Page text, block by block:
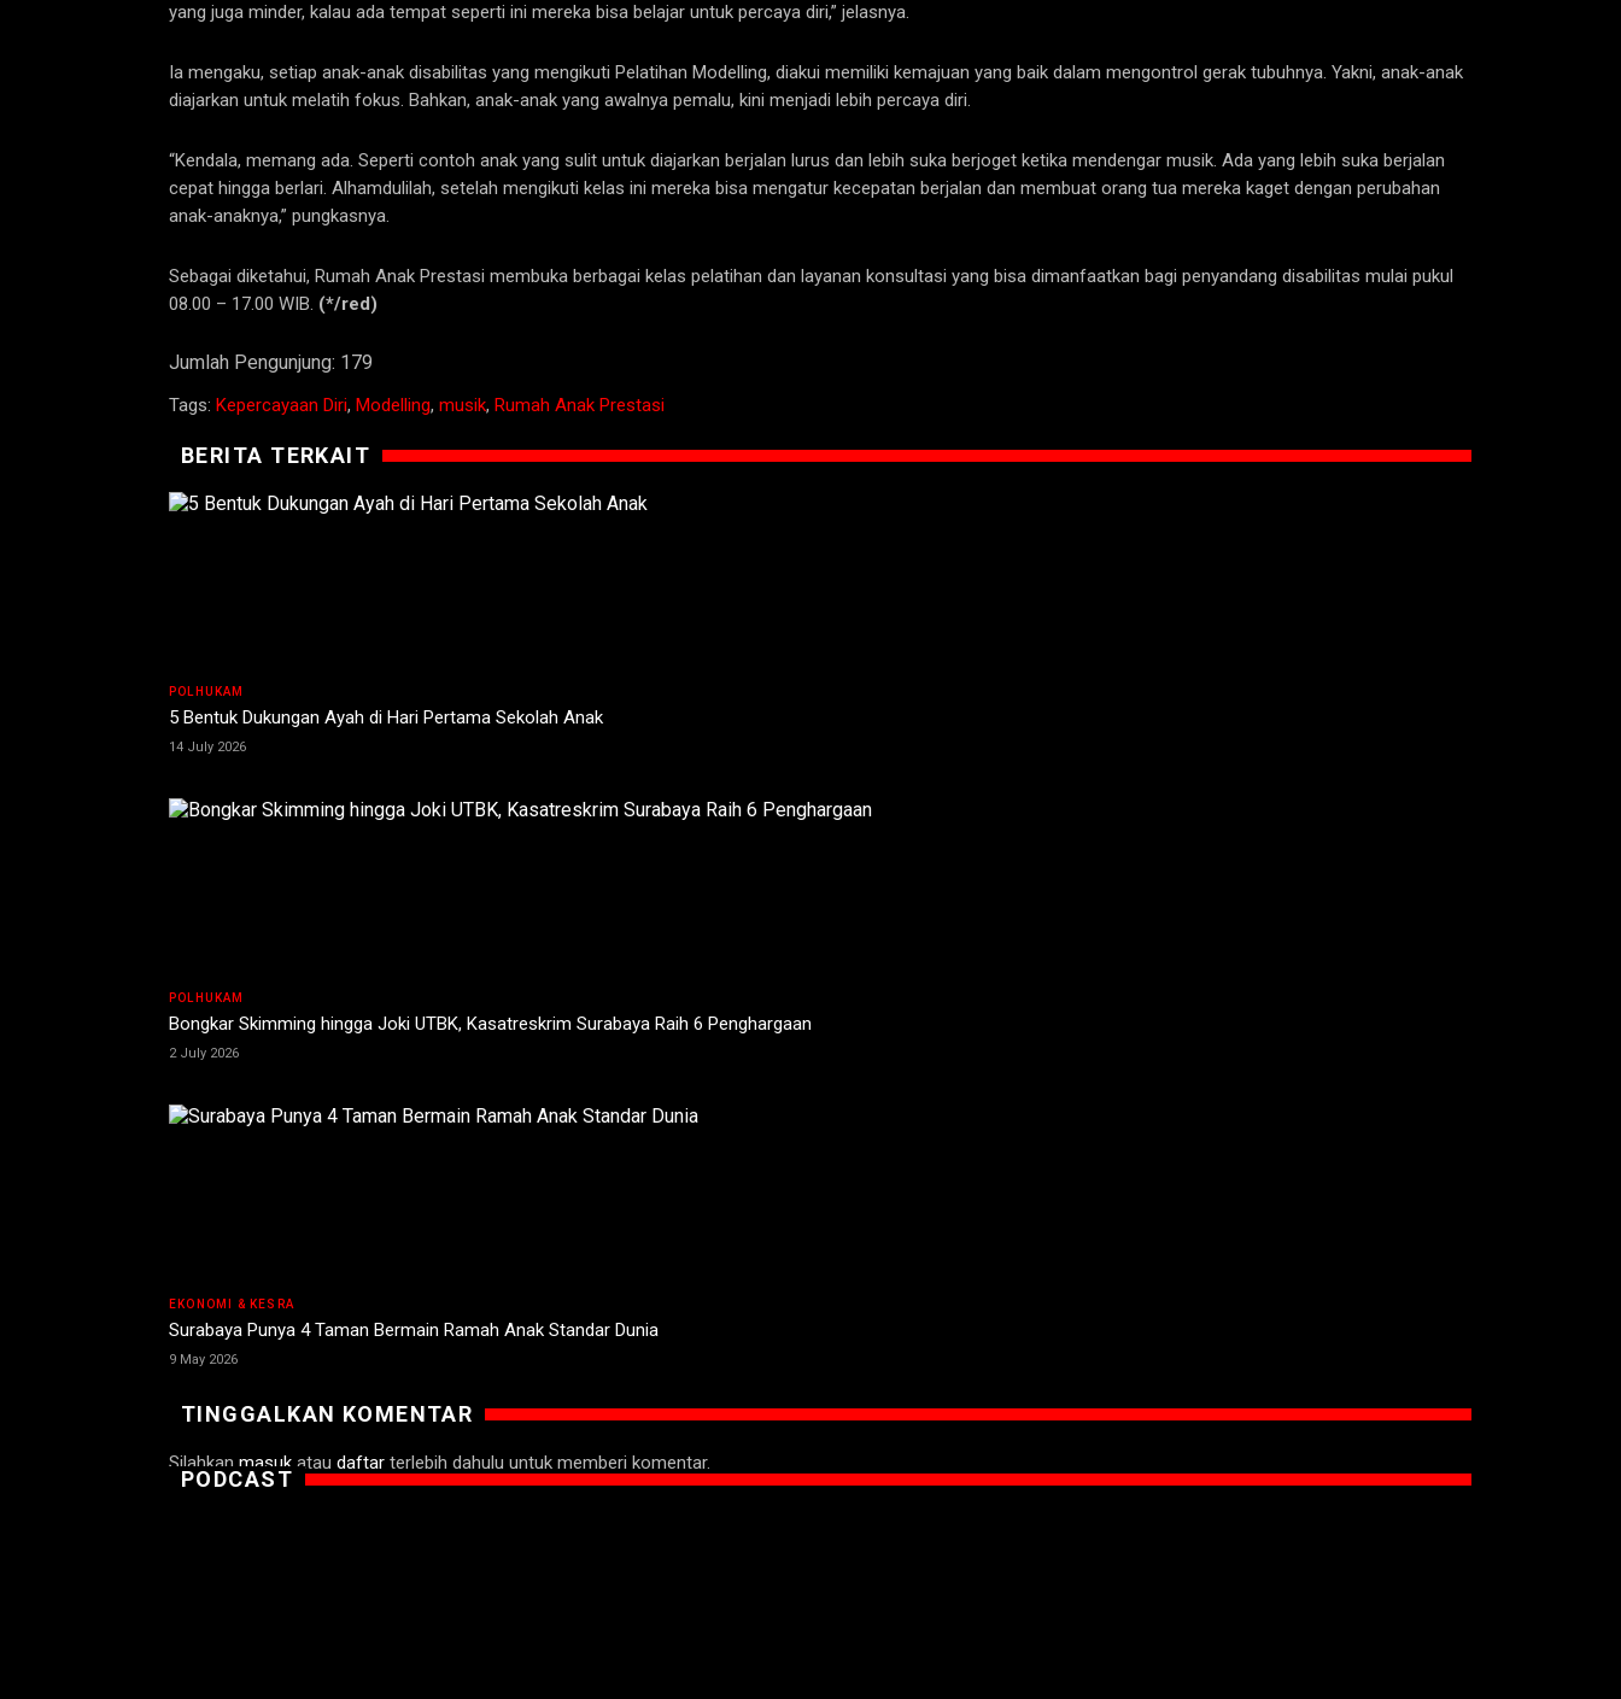
yang juga minder, kalau ada tempat seperti ini mereka bisa belajar untuk percaya diri,” jelasnya.
Ia mengaku, setiap anak-anak disabilitas yang mengikuti Pelatihan Modelling, diakui memiliki kemajuan yang baik dalam mengontrol gerak tubuhnya. Yakni, anak-anak
diajarkan untuk melatih fokus. Bahkan, anak-anak yang awalnya pemalu, kini menjadi lebih percaya diri.
“Kendala, memang ada. Seperti contoh anak yang sulit untuk diajarkan berjalan lurus dan lebih suka berjoget ketika mendengar musik. Ada yang lebih suka berjalan
cepat hingga berlari. Alhamdulilah, setelah mengikuti kelas ini mereka bisa mengatur kecepatan berjalan dan membuat orang tua mereka kaget dengan perubahan
anak-anaknya,” pungkasnya.
Sebagai diketahui, Rumah Anak Prestasi membuka berbagai kelas pelatihan dan layanan konsultasi yang bisa dimanfaatkan bagi penyandang disabilitas mulai pukul
08.00 – 17.00 WIB. (*/red)
Jumlah Pengunjung: 179
Tags: Kepercayaan Diri, Modelling, musik, Rumah Anak Prestasi
BERITA TERKAIT
POLHUKAM
5 Bentuk Dukungan Ayah di Hari Pertama Sekolah Anak
14 July 2026
POLHUKAM
Bongkar Skimming hingga Joki UTBK, Kasatreskrim Surabaya Raih 6 Penghargaan
2 July 2026
EKONOMI & KESRA
Surabaya Punya 4 Taman Bermain Ramah Anak Standar Dunia
9 May 2026
TINGGALKAN KOMENTAR
Silahkan masuk atau daftar terlebih dahulu untuk memberi komentar.
PODCAST